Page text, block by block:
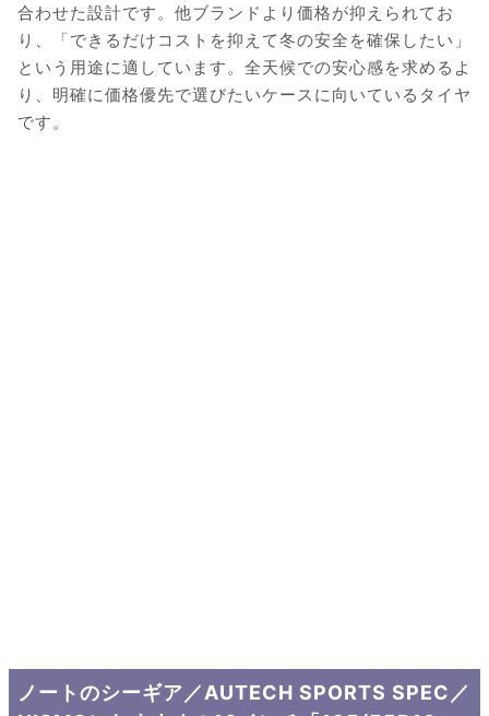
合わせた設計です。他ブランドより価格が抑えられてお
り、「できるだけコストを抑えて冬の安全を確保したい」
という用途に適しています。全天候での安心感を求めるよ
り、明確に価格優先で選びたいケースに向いているタイヤ
です。
ノートのシーギア／AUTECH SPORTS SPEC／